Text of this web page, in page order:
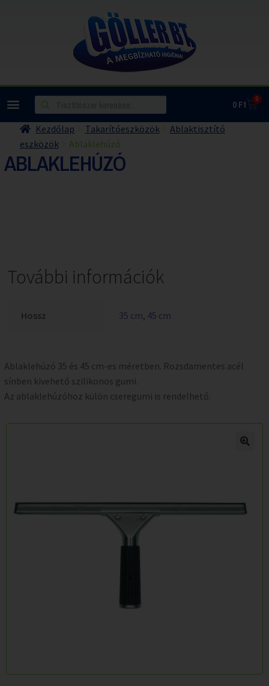
0Ft 0
Kezdőlap Takarítóeszközök
Ablaktisztító
eszközök
Ablaklehúzó
ABLAKLEHÚZÓ
További információk
Hossz 35 cm 45 cm
Ablaklehúzó 35 és 45 cm-es méretben. Rozsdamentes acél
sínben kivehető szilikonos gumi.
Az ablaklehúzóhoz külön cseregumi is rendelhető.